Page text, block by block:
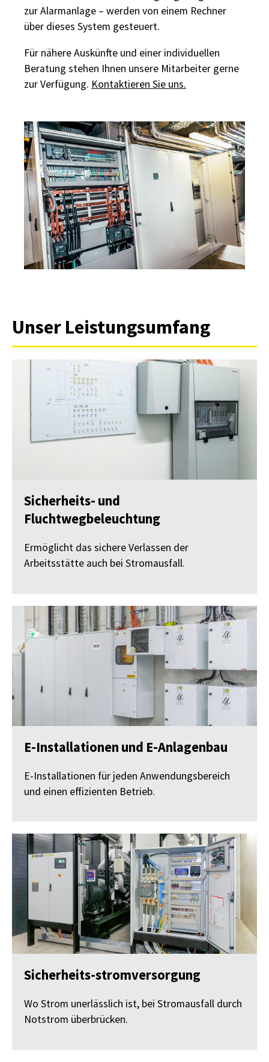
zur Alarmanlage – werden von einem Rechner
über dieses System gesteuert.
Für nähere Auskünfte und einer individuellen
Beratung stehen Ihnen unsere Mitarbeiter gerne
zur Verfügung. Kontaktieren Sie uns.
Unser Leistungsumfang
Sicherheits- und
Fluchtwegbeleuchtung
Ermöglicht das sichere Verlassen der
Arbeitsstätte auch bei Stromausfall.
E-Installationen und E-Anlagenbau
E-Installationen für jeden Anwendungsbereich
und einen effizienten Betrieb.
Sicherheits-stromversorgung
Wo Strom unerlässlich ist, bei Stromausfall durch
Notstrom überbrücken.